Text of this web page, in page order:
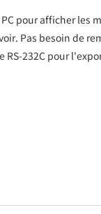
pour afficher les
Pas besoin de
RS-232C pour